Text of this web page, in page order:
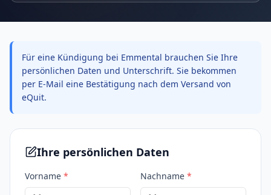
Für eine Kündigung bei Emmental brauchen Sie Ihre
persönlichen Daten und Unterschrift. Sie bekommen
per E-Mail eine Bestätigung nach dem Versand von
eQuit.
Ihre persönlichen Daten
Vorname * Nachname *